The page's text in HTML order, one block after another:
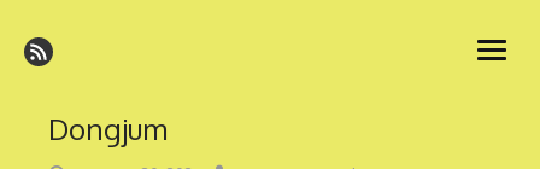
naar
de
open
Dongjum